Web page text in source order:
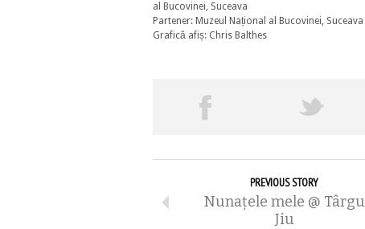
al Bucovinei, Suceava
Partener: Muzeul Național al Bucovinei, Suceava
Grafică afiș: Chris Balthes
PREVIOUS STORY
Nunaţele mele @ Târgu
Jiu